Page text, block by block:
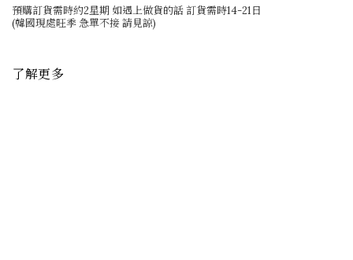
預購訂貨需時約2星期 如遇上做貨的話 訂貨需時14-21日
(韓國現處旺季 急單不接 請見諒)
了解更多